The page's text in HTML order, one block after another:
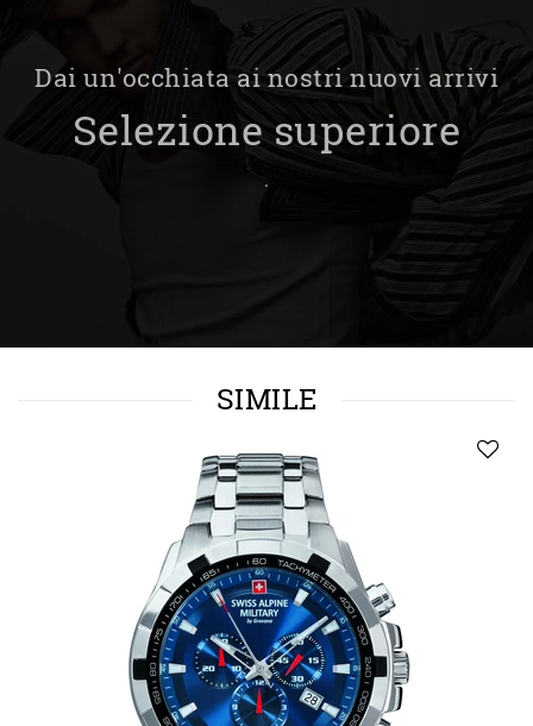
Dai un'occhiata ai nostri nuovi arrivi
Selezione superiore
.
SIMILE